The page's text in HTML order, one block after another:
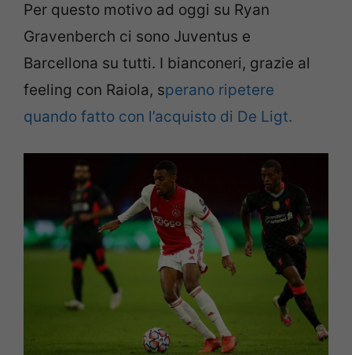
Per questo motivo ad oggi su Ryan
Gravenberch ci sono Juventus e
Barcellona su tutti. I bianconeri, grazie al
feeling con Raiola, sperano ripetere
quando fatto con l’acquisto di De Ligt.